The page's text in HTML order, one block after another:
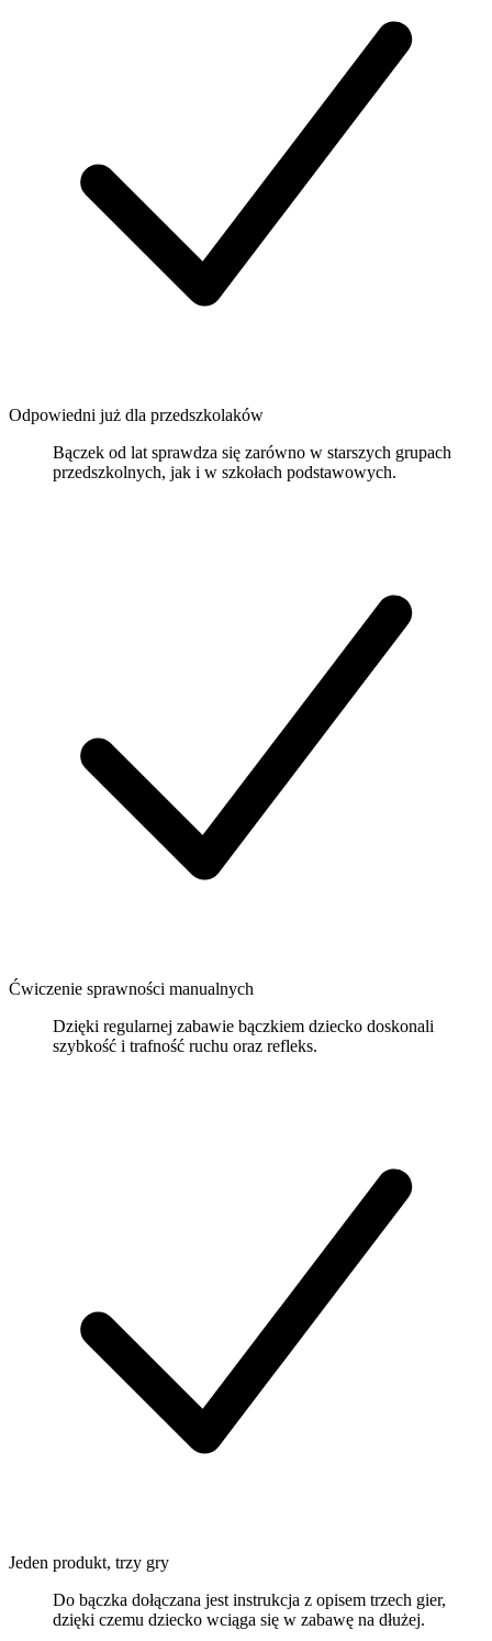
Odpowiedni już dla przedszkolaków
Bączek od lat sprawdza się zarówno w starszych grupach
przedszkolnych, jak i w szkołach podstawowych.
Ćwiczenie sprawności manualnych
Dzięki regularnej zabawie bączkiem dziecko doskonali
szybkość i trafność ruchu oraz refleks.
Jeden produkt, trzy gry
Do bączka dołączana jest instrukcja z opisem trzech gier,
dzięki czemu dziecko wciąga się w zabawę na dłużej.